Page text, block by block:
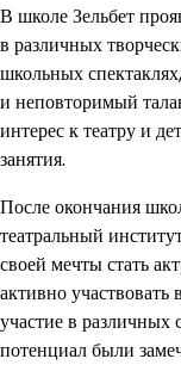
В школе Зельбет
в различных
школьных
и неповторимый
интерес к театру и
занятия.
После окончания
театральный
своей мечты стать
активно
участие в различных
потенциал были